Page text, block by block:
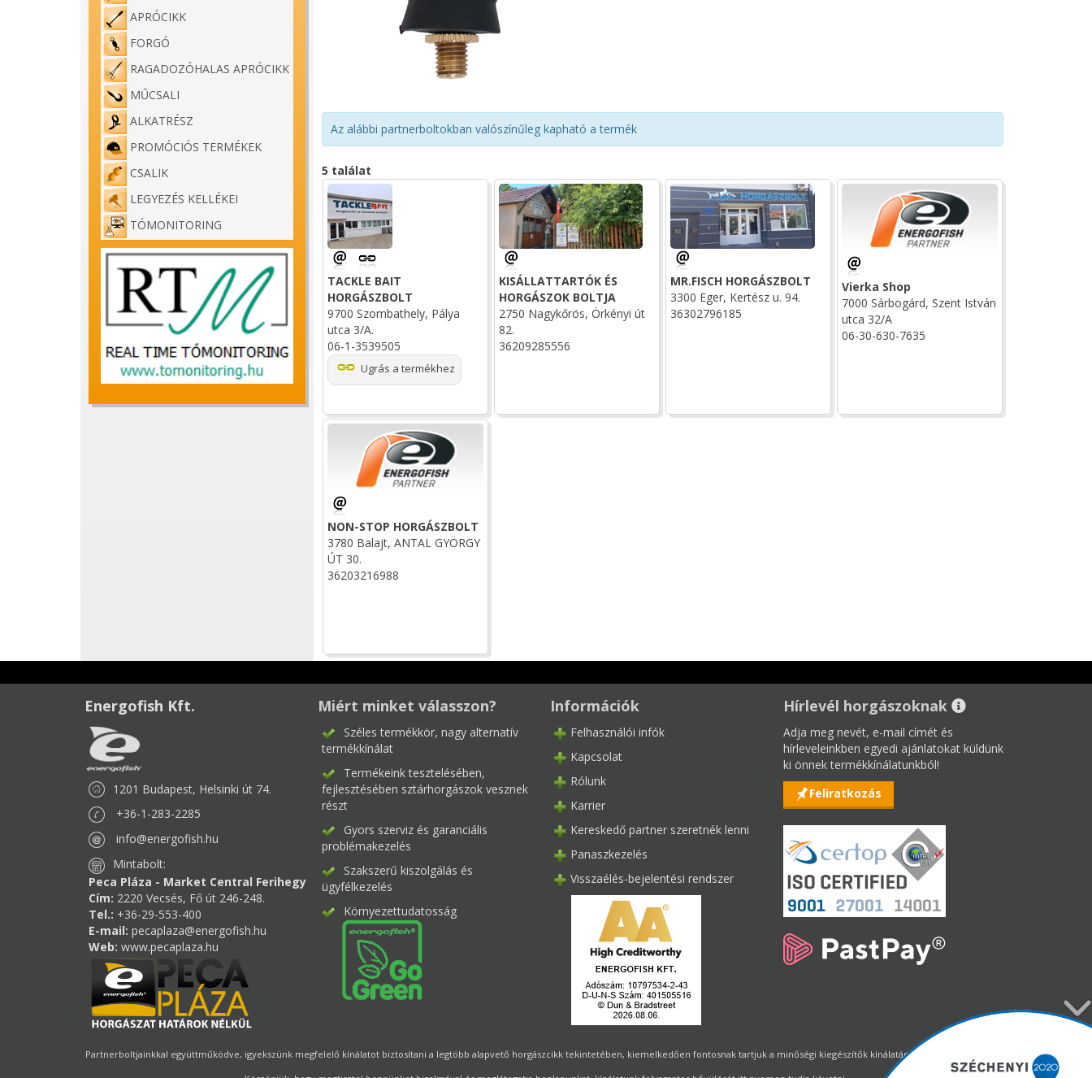
APRÓCIKK
FORGÓ
RAGADOZÓHALAS APRÓCIKK
MŰCSALI
ALKATRÉSZ
PROMÓCIÓS TERMÉKEK
CSALIK
LEGYEZÉS KELLÉKEI
TÓMONITORING
Az alábbi partnerboltokban valószínűleg kapható a termék
5 találat
TACKLE BAIT
HORGÁSZBOLT
9700 Szombathely, Pálya
utca 3/A.
06-1-3539505
Ugrás a termékhez
KISÁLLATTARTÓK ÉS
HORGÁSZOK BOLTJA
2750 Nagykőrös, Örkényi út
82.
36209285556
MR.FISCH HORGÁSZBOLT
3300 Eger, Kertész u. 94.
36302796185
Vierka Shop
7000 Sárbogárd, Szent István
utca 32/A
06-30-630-7635
NON-STOP HORGÁSZBOLT
3780 Balajt, ANTAL GYÖRGY
ÚT 30.
36203216988
Energofish Kft.
1201 Budapest, Helsinki út 74.
+36-1-283-2285
info@energofish.hu
Mintabolt:
Peca Pláza - Market Central Ferihegy
Cím: 2220 Vecsés, Fő út 246-248.
Tel.: +36-29-553-400
E-mail: pecaplaza@energofish.hu
Web: www.pecaplaza.hu
Miért minket válasszon?
Széles termékkör, nagy alternatív
termékkínálat
Termékeink tesztelésében,
fejlesztésében sztárhorgászok vesznek
részt
Gyors szerviz és garanciális
problémakezelés
Szakszerű kiszolgálás és
ügyfélkezelés
Környezettudatosság
Információk
Felhasználói infók
Kapcsolat
Rólunk
Karrier
Kereskedő partner szeretnék lenni
Panaszkezelés
Visszaélés-bejelentési rendszer
Hírlevél horgászoknak
Adja meg nevét, e-mail címét és
hírleveleinkben egyedi ajánlatokat küldünk
ki önnek termékkínálatunkból!
Feliratkozás
Partnerboltjainkkal együttműködve, igyekszünk megfelelő kínálatot biztosítani a legtöbb alapvető horgászcikk tekintetében, kiemelkedően fontosnak tartjuk a minőségi kiegészítők kínálatának állandó biztosítását.